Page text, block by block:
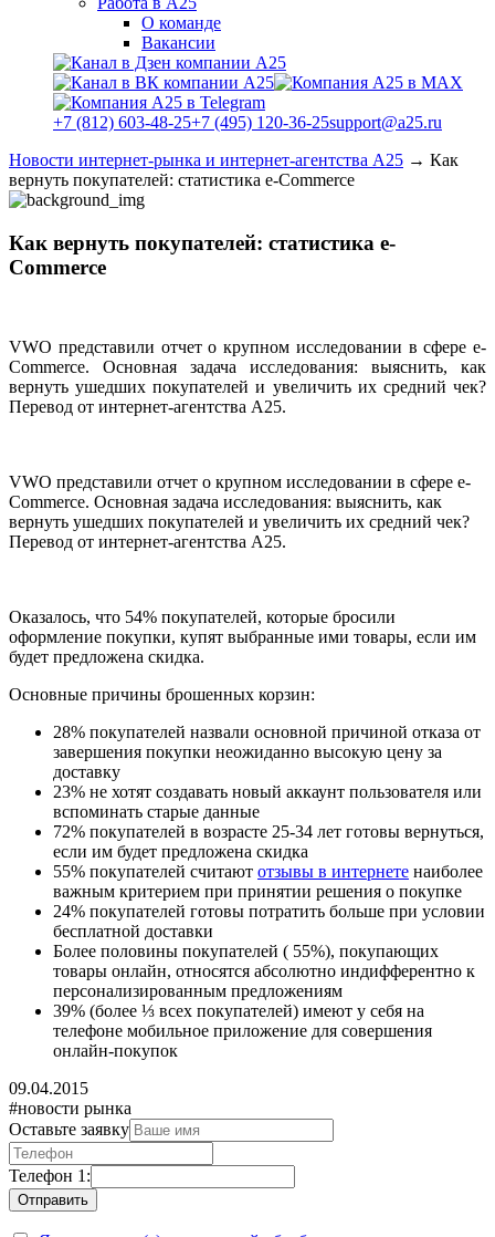
О команде
Вакансии
+7 (812) 603-48-25+7 (495) 120-36-25support@a25.ru
Новости интернет-рынка и интернет-агентства А25 → Как
вернуть покупателей: статистика e-Commerce
Как вернуть покупателей: статистика e-
Commerce
VWO представили отчет о крупном исследовании в сфере e-
Commerce. Основная задача исследования: выяснить, как
вернуть ушедших покупателей и увеличить их средний чек?
Перевод от интернет-агентства А25.
VWO представили отчет о крупном исследовании в сфере e-
Commerce. Основная задача исследования: выяснить, как
вернуть ушедших покупателей и увеличить их средний чек?
Перевод от интернет-агентства А25.
Оказалось, что 54% покупателей, которые бросили
оформление покупки, купят выбранные ими товары, если им
будет предложена скидка.
Основные причины брошенных корзин:
28% покупателей назвали основной причиной отказа от
завершения покупки неожиданно высокую цену за
доставку
23% не хотят создавать новый аккаунт пользователя или
вспоминать старые данные
72% покупателей в возрасте 25-34 лет готовы вернуться,
если им будет предложена скидка
55% покупателей считают отзывы в интернете наиболее
важным критерием при принятии решения о покупке
24% покупателей готовы потратить больше при условии
бесплатной доставки
Более половины покупателей ( 55%), покупающих
товары онлайн, относятся абсолютно индифферентно к
персонализированным предложениям
39% (более ⅓ всех покупателей) имеют у себя на
телефоне мобильное приложение для совершения
онлайн-покупок
09.04.2015
#новости рынка
Оставьте заявку
Телефон 1: